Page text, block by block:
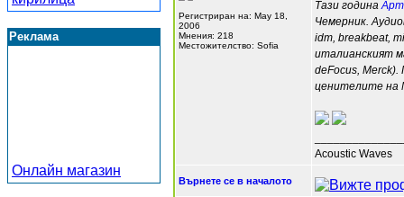
Реклама
Онлайн магазин
Регистриран на: May 18,
2006
Мнения: 218
Местожителство: Sofia
Тази година
Чемерник.
idm, breakbeat,
италианският
deFocus,
ценителите на
Acoustic Waves
Върнете се в началото